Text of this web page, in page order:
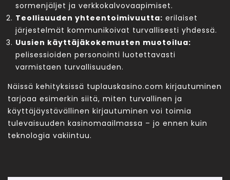
sormenjäljet ja verkkokalvovaapimiset.
Teollisuuden yhteentoimivuutta: erilaiset
järjestelmät kommunikoivat turvallisesti yhdessä.
Uusien käyttäjäkokemusten muotoilua:
pelisessioiden personointi luotettavasti
varmistaen turvallisuuden.
Näissä kehityksissä tuplauskasino.com kirjautuminen
tarjoaa esimerkin siitä, miten turvallinen ja
käyttäjäystävällinen kirjautuminen voi toimia
tulevaisuuden kasinomaailmassa – jo ennen kuin
teknologia vakiintuu.